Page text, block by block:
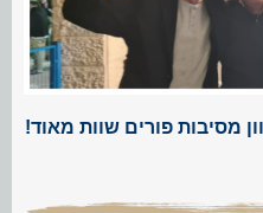
מסיבות פורים שוות מאוד!